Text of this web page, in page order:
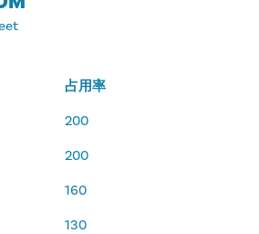
占用率
200
200
160
130